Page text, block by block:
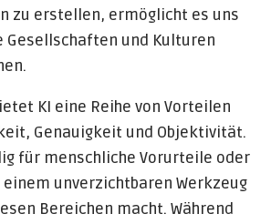
zu erstellen, ermöglicht es uns
Gesellschaften und Kulturen
KI eine Reihe von Vorteilen
Genauigkeit und Objektivität.
für menschliche Vorurteile oder
einem unverzichtbaren Werkzeug
Bereichen macht. Während